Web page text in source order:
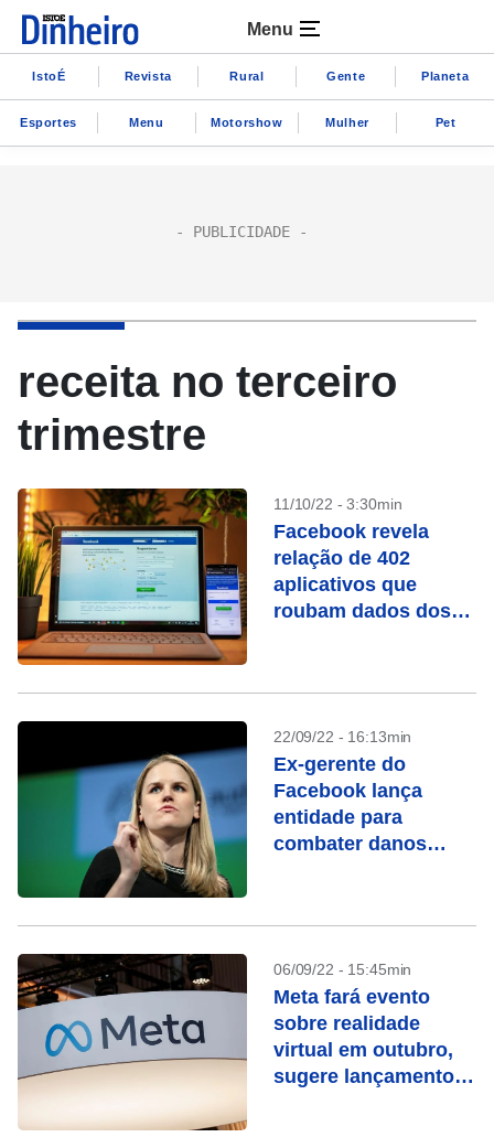
Menu
IstoÉ Revista Rural Gente Planeta
Esportes Menu Motorshow Mulher Pet
receita no terceiro
trimestre
11/10/22 - 3:30min
Facebook revela
relação de 402
aplicativos que
roubam dados dos
22/09/22 - 16:13min
Ex-gerente do
Facebook lança
entidade para
combater danos
06/09/22 - 15:45min
Meta fará evento
sobre realidade
virtual em outubro,
sugere lançamento